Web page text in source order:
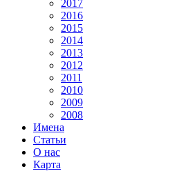
2017
2016
2015
2014
2013
2012
2011
2010
2009
2008
Имена
Статьи
О нас
Карта